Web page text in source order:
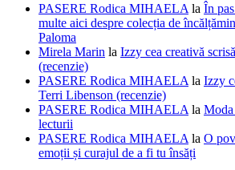
PASERE Rodica MIHAELA la În
multe aici despre colecția de
Paloma
Mirela Marin la Izzy cea creativă
(recenzie)
PASERE Rodica MIHAELA la Izzy
Terri Libenson (recenzie)
PASERE Rodica MIHAELA la Moda
lecturii
PASERE Rodica MIHAELA la O
emoții și curajul de a fi tu însăți